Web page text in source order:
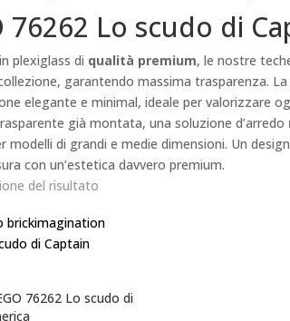
76262 Lo scudo di
plexiglass di qualità premium, le nostre
garantendo massima trasparenza.
elegante e minimal, ideale per valorizzare
già montata, una soluzione d’arredo
modelli di grandi e medie dimensioni. Un
con un’estetica davvero premium.
del risultato
76262 Lo scudo di